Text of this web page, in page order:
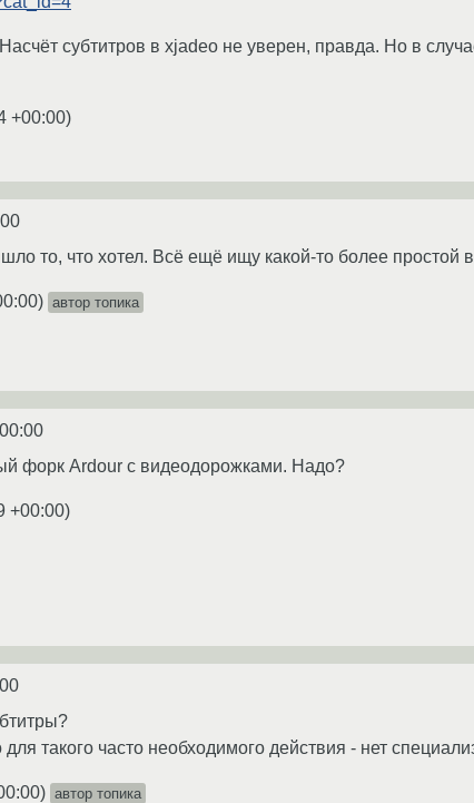
субтитров в xjadeo не уверен, правда. Но в
+00:00)
то, что хотел. Всё ещё ищу какой-то более простой
) автор топика
форк Ardour с видеодорожками. Надо?
+00:00)
такого часто необходимого действия - нет
) автор топика